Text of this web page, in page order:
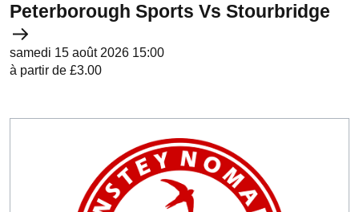
Peterborough Sports Vs Stourbridge
samedi 15 août 2026 15:00
à partir de £3.00